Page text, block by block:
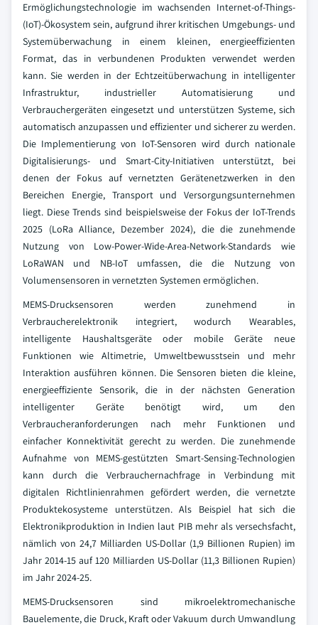
Ermöglichungstechnologie im wachsenden Internet-of-Things-
(IoT)-Ökosystem sein, aufgrund ihrer kritischen Umgebungs- und
Systemüberwachung in einem kleinen, energieeffizienten
Format, das in verbundenen Produkten verwendet werden
kann. Sie werden in der Echtzeitüberwachung in intelligenter
Infrastruktur, industrieller Automatisierung und
Verbrauchergeräten eingesetzt und unterstützen Systeme, sich
automatisch anzupassen und effizienter und sicherer zu werden.
Die Implementierung von IoT-Sensoren wird durch nationale
Digitalisierungs- und Smart-City-Initiativen unterstützt, bei
denen der Fokus auf vernetzten Gerätenetzwerken in den
Bereichen Energie, Transport und Versorgungsunternehmen
liegt. Diese Trends sind beispielsweise der Fokus der IoT-Trends
2025 (LoRa Alliance, Dezember 2024), die die zunehmende
Nutzung von Low-Power-Wide-Area-Network-Standards wie
LoRaWAN und NB-IoT umfassen, die die Nutzung von
Volumensensoren in vernetzten Systemen ermöglichen.
MEMS-Drucksensoren werden zunehmend in
Verbraucherelektronik integriert, wodurch Wearables,
intelligente Haushaltsgeräte oder mobile Geräte neue
Funktionen wie Altimetrie, Umweltbewusstsein und mehr
Interaktion ausführen können. Die Sensoren bieten die kleine,
energieeffiziente Sensorik, die in der nächsten Generation
intelligenter Geräte benötigt wird, um den
Verbraucheranforderungen nach mehr Funktionen und
einfacher Konnektivität gerecht zu werden. Die zunehmende
Aufnahme von MEMS-gestützten Smart-Sensing-Technologien
kann durch die Verbrauchernachfrage in Verbindung mit
digitalen Richtlinienrahmen gefördert werden, die vernetzte
Produktekosysteme unterstützen. Als Beispiel hat sich die
Elektronikproduktion in Indien laut PIB mehr als versechsfacht,
nämlich von 24,7 Milliarden US-Dollar (1,9 Billionen Rupien) im
Jahr 2014-15 auf 120 Milliarden US-Dollar (11,3 Billionen Rupien)
im Jahr 2024-25.
MEMS-Drucksensoren sind mikroelektromechanische
Bauelemente, die Druck, Kraft oder Vakuum durch Umwandlung